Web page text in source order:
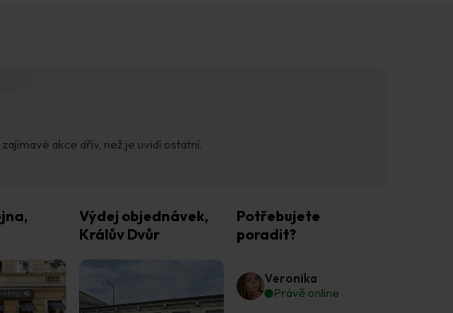
akce dřív, než je uvidí ostatní.
Výdej objednávek,
Králův Dvůr
Potřebujete
poradit?
Veronika
Právě online